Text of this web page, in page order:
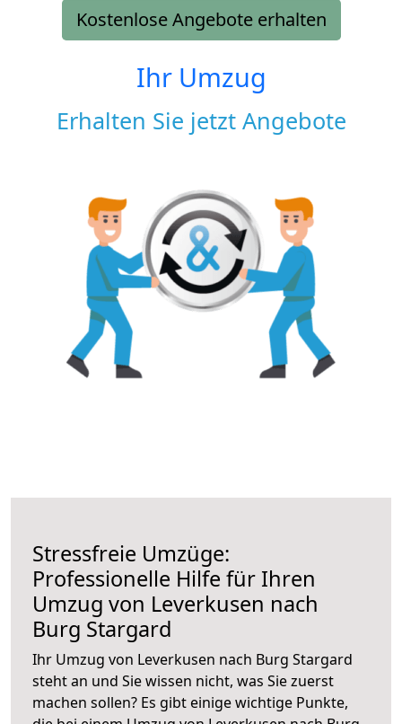
Kostenlose Angebote erhalten
Ihr Umzug
Erhalten Sie jetzt Angebote
Stressfreie Umzüge:
Professionelle Hilfe für Ihren
Umzug von Leverkusen nach
Burg Stargard
Ihr Umzug von Leverkusen nach Burg Stargard
steht an und Sie wissen nicht, was Sie zuerst
machen sollen? Es gibt einige wichtige Punkte,